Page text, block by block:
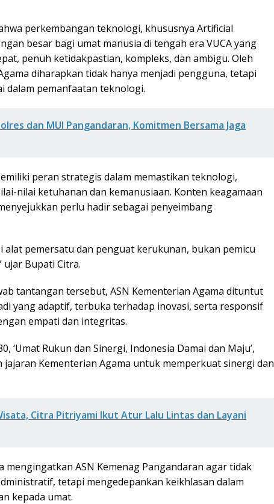
perkembangan teknologi, khususnya Artificial
besar bagi umat manusia di tengah era VUCA yang
penuh ketidakpastian, kompleks, dan ambigu. Oleh
diharapkan tidak hanya menjadi pengguna, tetapi
dalam pemanfaatan teknologi.
dan MUI Pangandaran, Komitmen Bersama Jaga
peran strategis dalam memastikan teknologi,
nilai ketuhanan dan kemanusiaan. Konten keagamaan
perlu hadir sebagai penyeimbang
alat pemersatu dan penguat kerukunan, bukan pemicu
ujar Bupati Citra.
tantangan tersebut, ASN Kementerian Agama dituntut
yang adaptif, terbuka terhadap inovasi, serta responsif
empati dan integritas.
‘Umat Rukun dan Sinergi, Indonesia Damai dan Maju’,
Kementerian Agama untuk memperkuat sinergi dan
Citra Pitriyami Ikut Atur Lalu Lintas dan Layani
mengingatkan ASN Kemenag Pangandaran agar tidak
tetapi mengedepankan keikhlasan dalam
kepada umat.